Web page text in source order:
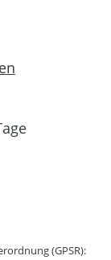
(GPSR):